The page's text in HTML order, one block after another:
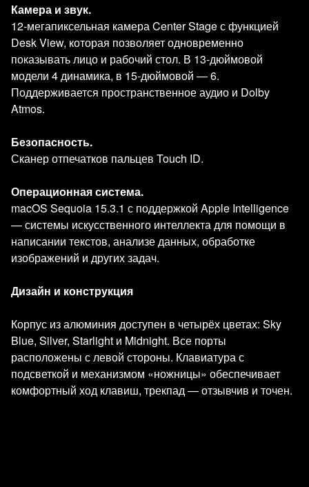
Камера и звук.
12‑мегапиксельная камера Center Stage с функцией
Desk View, которая позволяет одновременно
показывать лицо и рабочий стол. В 13‑дюймовой
модели 4 динамика, в 15‑дюймовой — 6.
Поддерживается пространственное аудио и Dolby
Atmos.
Безопасность.
Сканер отпечатков пальцев Touch ID.
Операционная система.
macOS Sequoia 15.3.1 с поддержкой Apple Intelligence
— системы искусственного интеллекта для помощи в
написании текстов, анализе данных, обработке
изображений и других задач.
Дизайн и конструкция
Корпус из алюминия доступен в четырёх цветах: Sky
Blue, Silver, Starlight и Midnight. Все порты
расположены с левой стороны. Клавиатура с
подсветкой и механизмом «ножницы» обеспечивает
комфортный ход клавиш, трекпад — отзывчив и точен.